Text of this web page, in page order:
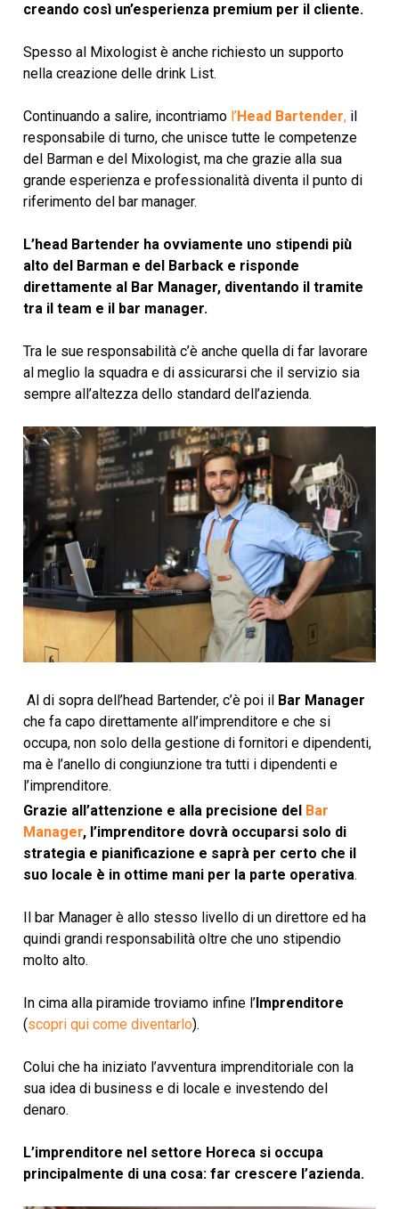
creando così un’esperienza premium per il cliente.
Spesso al Mixologist è anche richiesto un supporto
nella creazione delle drink List.
Continuando a salire, incontriamo l’Head Bartender,il
responsabile di turno, che unisce tutte le competenze
del Barman e del Mixologist, ma che grazie alla sua
grande esperienza e professionalità diventa il punto di
riferimento del bar manager.
L’head Bartender ha ovviamente uno stipendi più
alto del Barman e del Barback e risponde
direttamente al Bar Manager, diventando il tramite
tra il team e il bar manager.
Tra le sue responsabilità c’è anche quella di far lavorare
al meglio la squadra e di assicurarsi che il servizio sia
sempre all’altezza dello standard dell’azienda.
Al di sopra dell’head Bartender, c’è poi ilBar Manager
che fa capo direttamente all’imprenditore e che si
occupa, non solo della gestione di fornitori e dipendenti,
ma è l’anello di congiunzione tra tutti i dipendenti e
l’imprenditore.
Grazie all’attenzione e alla precisione del Bar
Manager, l’imprenditore dovrà occuparsi solo di
strategia e pianificazione e saprà per certo che il
suo locale è in ottime mani per la parte operativa.
Il bar Manager è allo stesso livello di un direttore ed ha
quindi grandi responsabilità oltre che uno stipendio
molto alto.
In cima alla piramide troviamo infine l’Imprenditore
(scopri qui come diventarlo).
Colui che ha iniziato l’avventura imprenditoriale con la
sua idea di business e di locale e investendo del
denaro.
L’imprenditore nel settore Horeca si occupa
principalmente di una cosa: far crescere l’azienda.